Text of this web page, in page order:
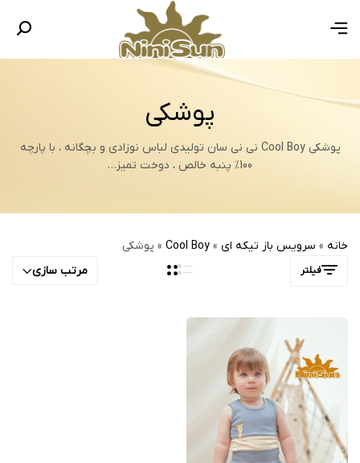
پوشکی
پوشکی Cool Boy نی نی سان تولیدی لباس نوزادی و بچگانه ، با پارچه
100% پنبه خالص ، دوخت تمیز…
خانه » سرویس باز تیکه ای »
Cool Boy
» پوشکی
فیلتر مرتب سازی